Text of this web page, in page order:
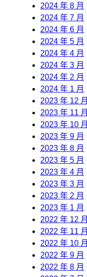
2024 年 8 月
2024 年 7 月
2024 年 6 月
2024 年 5 月
2024 年 4 月
2024 年 3 月
2024 年 2 月
2024 年 1 月
2023 年 12 月
2023 年 11 月
2023 年 10 月
2023 年 9 月
2023 年 8 月
2023 年 5 月
2023 年 4 月
2023 年 3 月
2023 年 2 月
2023 年 1 月
2022 年 12 月
2022 年 11 月
2022 年 10 月
2022 年 9 月
2022 年 8 月